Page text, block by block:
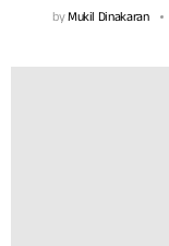
byMukil Dinakaran